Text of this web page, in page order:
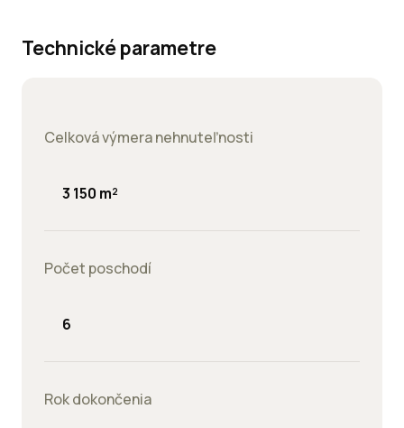
Technické parametre
Celková výmera nehnuteľnosti
3 150 m²
Počet poschodí
6
Rok dokončenia